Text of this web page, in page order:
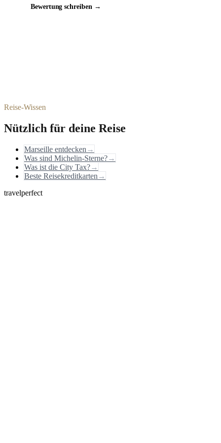
Bewertung schreiben →
Reise-Wissen
Nützlich für deine Reise
Marseille entdecken →
Was sind Michelin-Sterne?→
Was ist die City Tax?→
Beste Reisekreditkarten →
travelperfect